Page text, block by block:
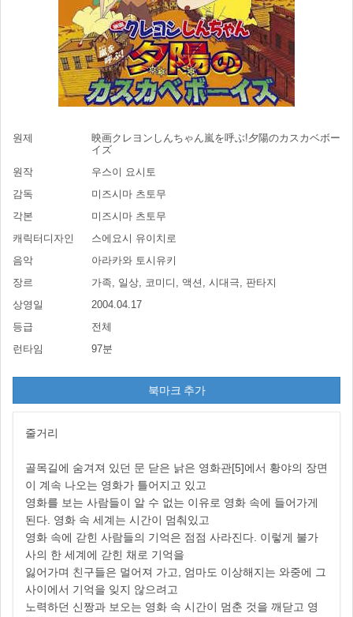
원제
映画クレヨンしんちゃん嵐を呼ぶ!夕陽のカスカベボー
イズ
원작
우스이 요시토
감독
미즈시마 츠토무
각본
미즈시마 츠토무
캐릭터디자인
스에요시 유이치로
음악
아라카와 토시유키
장르
가족, 일상, 코미디, 액션, 시대극, 판타지
상영일
2004.04.17
등급
전체
런타임
97분
북마크 추가
줄거리
골목길에 숨겨져 있던 문 닫은 낡은 영화관[5]에서 황야의 장면
이 계속 나오는 영화가 틀어지고 있고
영화를 보는 사람들이 알 수 없는 이유로 영화 속에 들어가게
된다. 영화 속 세계는 시간이 멈춰있고
영화 속에 갇힌 사람들의 기억은 점점 사라진다. 이렇게 불가
사의 한 세계에 갇힌 채로 기억을
잃어가며 친구들은 멀어져 가고, 엄마도 이상해지는 와중에 그
사이에서 기억을 잊지 않으려고
노력하던 신짱과 보오는 영화 속 시간이 멈춘 것을 깨닫고 영